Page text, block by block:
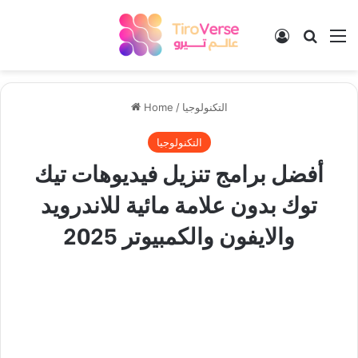
Log In
Home / التكنولوجيا
التكنولوجيا
أفضل برامج تنزيل فيديوهات تيك
توك بدون علامة مائية للاندرويد
والايفون والكمبيوتر 2025